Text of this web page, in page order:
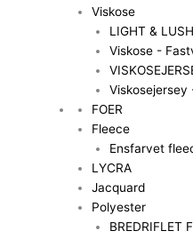
Viskose
LIGHT & LUSH
Viskose -
Viskosejersey
FOER
Fleece
Ensfarvet
LYCRA
Jacquard
Polyester
BREDRIFLET